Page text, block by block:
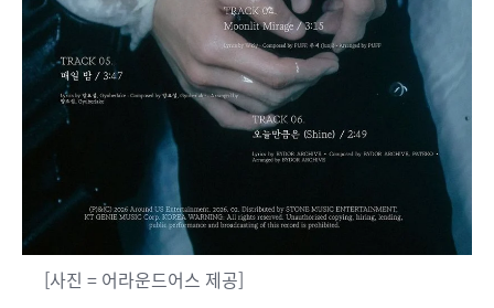
[사진 = 어라운드어스 제공]